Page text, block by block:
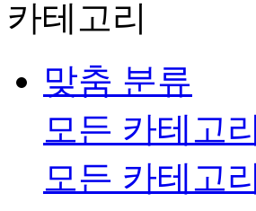
카테고리
맞춤 분류
모든 카테고리
모든 카테고리